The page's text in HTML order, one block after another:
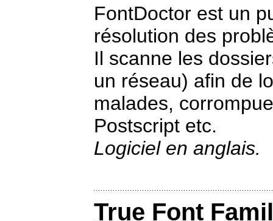
FontDoctor est un
résolution des
Il scanne les
un réseau) afin de
malades,
Postscript etc.
Logiciel en anglais.
True Font